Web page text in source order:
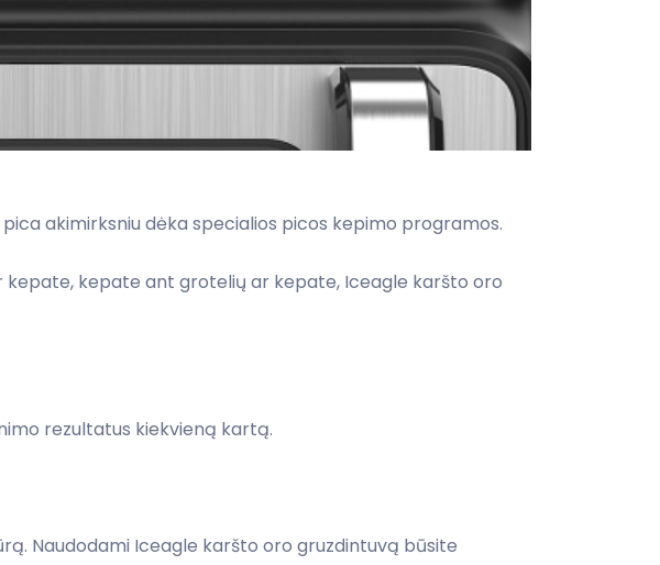
akimirksniu dėka specialios picos kepimo programos.
kepate, kepate ant grotelių ar kepate, Iceagle karšto oro
rezultatus kiekvieną kartą.
Naudodami Iceagle karšto oro gruzdintuvą būsite